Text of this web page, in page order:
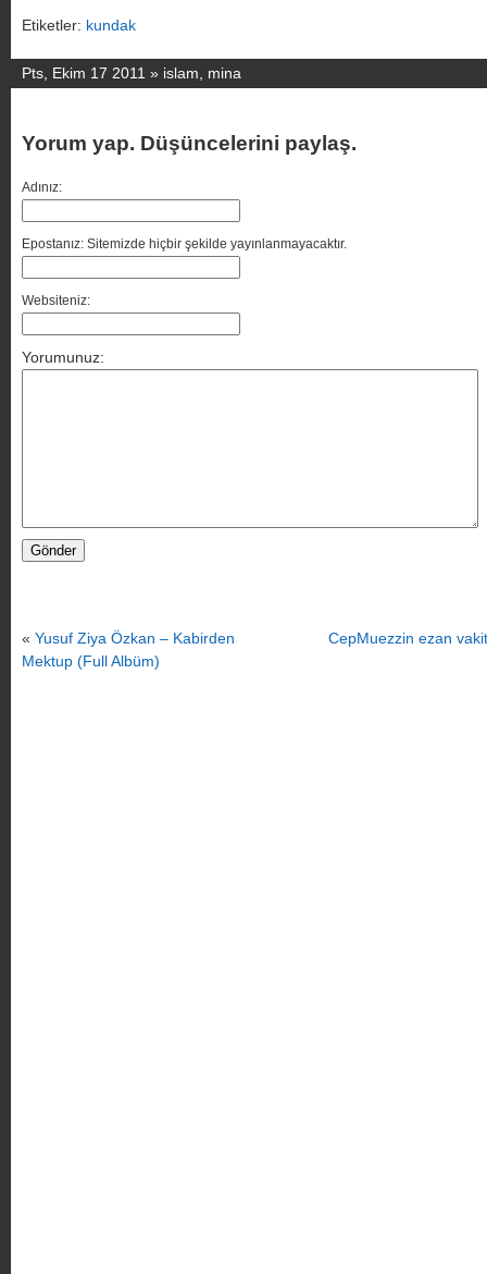
Etiketler: kundak
Pts, Ekim 17 2011 » islam mina
Yorum yap. Düşüncelerini paylaş.
Adınız:
Epostanız: Sitemizde hiçbir şekilde yayınlanmayacaktır.
Websiteniz:
Yorumunuz:
« Yusuf Ziya Özkan – Kabirden
Mektup (Full Albüm)
CepMuezzin ezan